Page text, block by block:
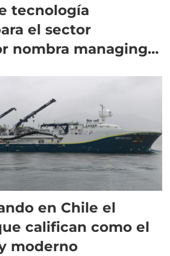
tecnología
el sector
nombra managing
en Chile el
califican como el
moderno